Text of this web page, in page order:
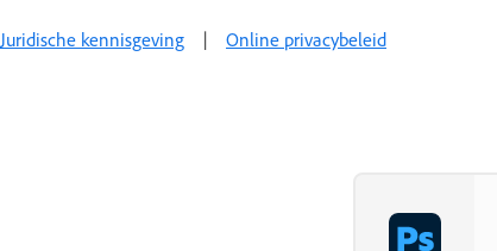
Juridische kennisgeving | Online privacybeleid